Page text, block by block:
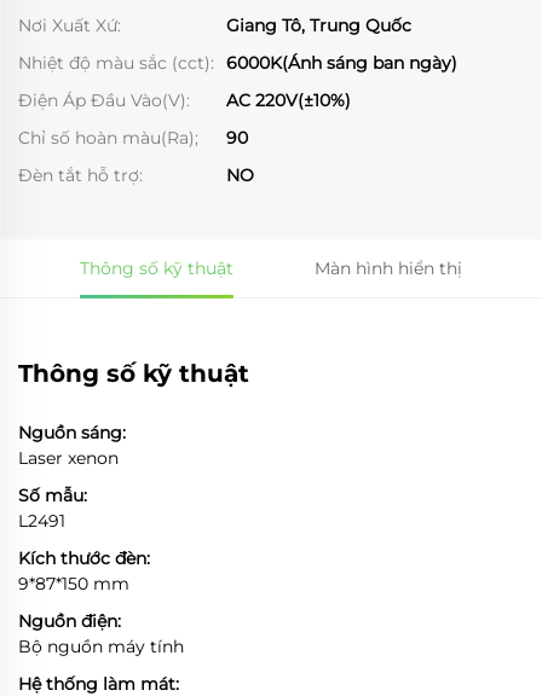
Nơi Xuất Xứ:
Giang Tô, Trung Quốc
Nhiệt độ màu sắc (cct):
6000K(Ánh sáng ban ngày)
Điện Áp Đầu Vào(V):
AC 220V(±10%)
Chỉ số hoàn màu(Ra);
90
Đèn tắt hỗ trợ:
NO
Thông số kỹ thuật Màn hình hiển thị
Thông số kỹ thuật
Nguồn sáng:
Laser xenon
Số mẫu:
L2491
Kích thước đèn:
9*87*150 mm
Nguồn điện:
Bộ nguồn máy tính
Hệ thống làm mát: